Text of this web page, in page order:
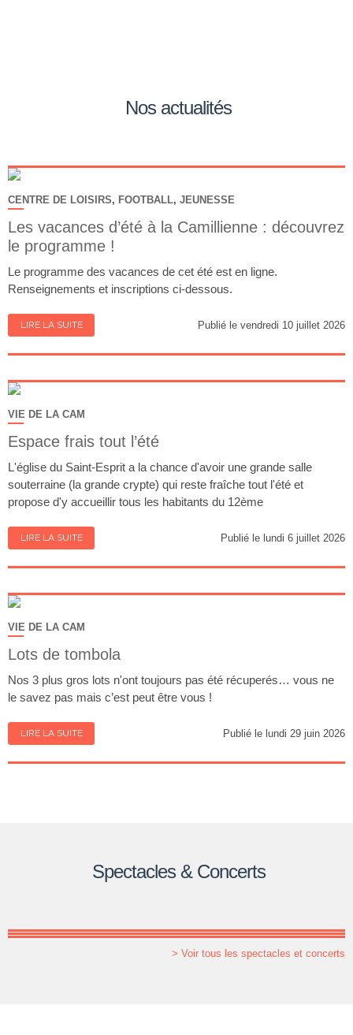
Nos actualités
CENTRE DE LOISIRS, FOOTBALL, JEUNESSE
Les vacances d’été à la Camillienne : découvrez
le programme !
Le programme des vacances de cet été est en ligne.
Renseignements et inscriptions ci-dessous.
LIRE LA SUITE Publié le vendredi 10 juillet 2026
VIE DE LA CAM
Espace frais tout l’été
L'église du Saint-Esprit a la chance d'avoir une grande salle
souterraine (la grande crypte) qui reste fraîche tout l'été et
propose d'y accueillir tous les habitants du 12ème
LIRE LA SUITE Publié le lundi 6 juillet 2026
VIE DE LA CAM
Lots de tombola
Nos 3 plus gros lots n'ont toujours pas été récuperés… vous ne
le savez pas mais c’est peut être vous !
LIRE LA SUITE Publié le lundi 29 juin 2026
Spectacles & Concerts
> Voir tous les spectacles et concerts